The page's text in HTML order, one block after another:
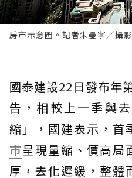
房市示意圖。記者朱曼寧／攝影
國泰建設22日發布年
告，相較上一季與
縮」，國建表示，首
市呈現量縮、價高局
厚，去化遲緩，整體